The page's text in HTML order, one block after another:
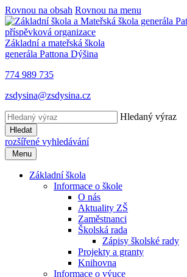
Rovnou na obsah Rovnou na menu
Základní a mateřská škola
generála Pattona Dýšina
774 989 735
zsdysina@zsdysina.cz
Hledaný výraz
Hledat
rozšířené vyhledávání
Menu
Základní škola
Informace o škole
O nás
Aktuality ZŠ
Zaměstnanci
Školská rada
Zápisy školské rady
Projekty a granty
Knihovna
Informace o výuce